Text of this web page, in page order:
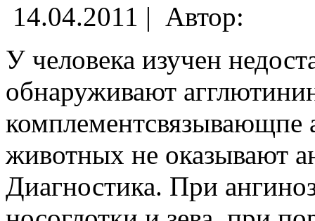
14.04.2011 | Автор:
У человека изучен
обнаруживают
комплементсвязывающпе
животных не оказывают
Диагностика. При